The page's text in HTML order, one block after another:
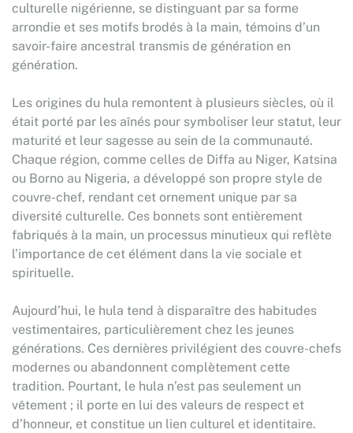
culturelle nigérienne, se distinguant par sa forme
arrondie et ses motifs brodés à la main, témoins d’un
savoir-faire ancestral transmis de génération en
génération.
Les origines du hula remontent à plusieurs siècles, où il
était porté par les aînés pour symboliser leur statut, leur
maturité et leur sagesse au sein de la communauté.
Chaque région, comme celles de Diffa au Niger, Katsina
ou Borno au Nigeria, a développé son propre style de
couvre-chef, rendant cet ornement unique par sa
diversité culturelle. Ces bonnets sont entièrement
fabriqués à la main, un processus minutieux qui reflète
l’importance de cet élément dans la vie sociale et
spirituelle.
Aujourd’hui, le hula tend à disparaître des habitudes
vestimentaires, particulièrement chez les jeunes
générations. Ces dernières privilégient des couvre-chefs
modernes ou abandonnent complètement cette
tradition. Pourtant, le hula n’est pas seulement un
vêtement ; il porte en lui des valeurs de respect et
d’honneur, et constitue un lien culturel et identitaire.